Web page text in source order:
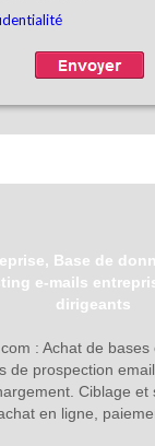
Base de
e-mails
dirigeants
: Achat de
de prospection
Ciblage
en ligne,